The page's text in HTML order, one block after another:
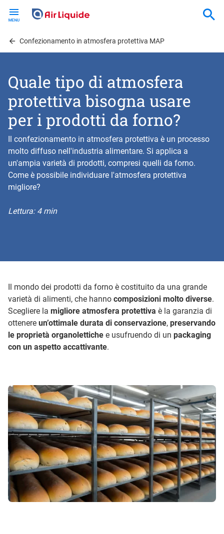
contentConfezionamento in atmosfera protettiva MAP
Quale tipo di atmosfera
protettiva bisogna usare
per i prodotti da forno?
Il confezionamento in atmosfera protettiva è un processo
molto diffuso nell'industria alimentare. Si applica a
un'ampia varietà di prodotti, compresi quelli da forno.
Come è possibile individuare l'atmosfera protettiva
migliore?
Lettura: 4 min
Il mondo dei prodotti da forno è costituito da una grande
varietà di alimenti, che hanno composizioni molto diverse.
Scegliere la migliore atmosfera protettiva è la garanzia di
ottenere un’ottimale durata di conservazione, preservando
le proprietà organolettiche e usufruendo di un packaging
con un aspetto accattivante.